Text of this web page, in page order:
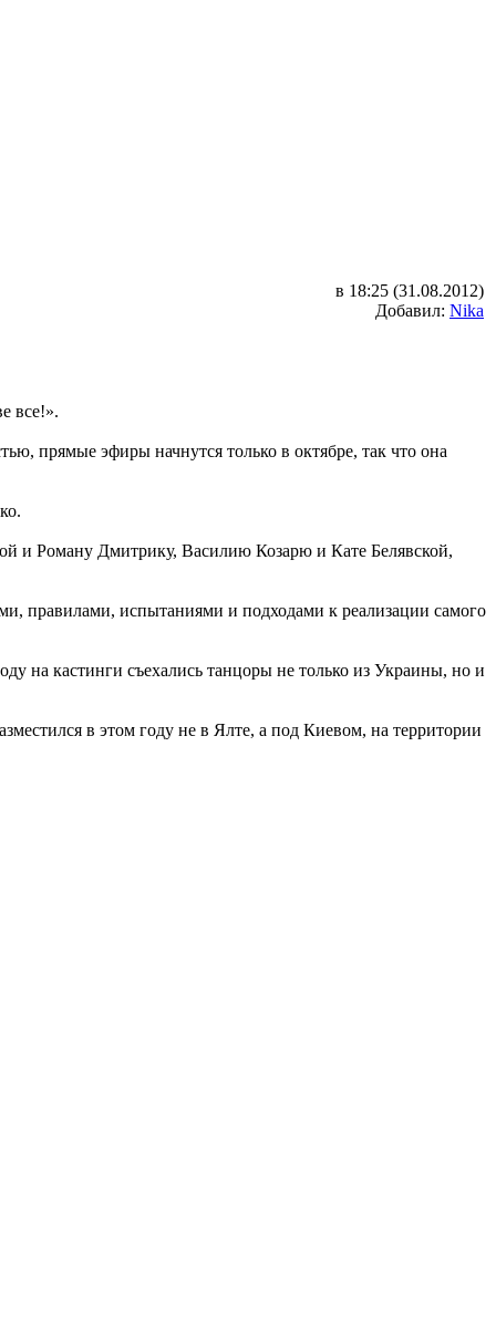
в 18:25 (31.08.2012)
Добавил: Nika
все!».
прямые эфиры начнутся только в октябре, так что она
и Роману Дмитрику, Василию Козарю и Кате Белявской,
правилами, испытаниями и подходами к реализации самого
на кастинги съехались танцоры не только из Украины, но и
в этом году не в Ялте, а под Киевом, на территории